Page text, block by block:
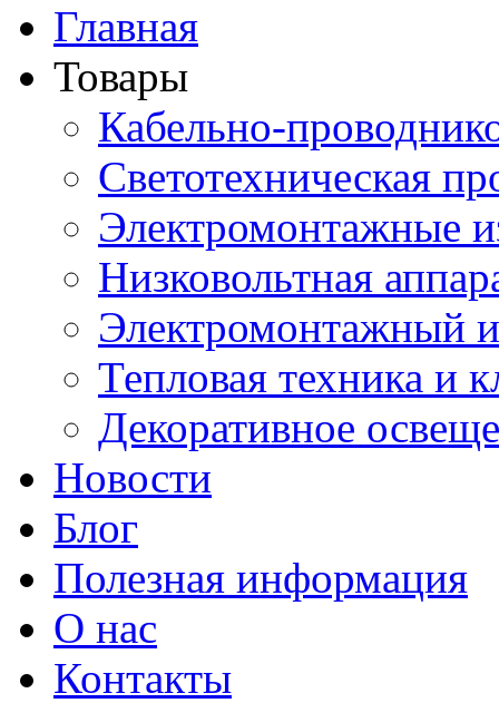
Главная
Товары
Кабельно-
Светотехническая
Электромонтажные
Низковольтная
Электромонтажный
Тепловая техника и
Декоративное
Новости
Блог
Полезная информация
О нас
Контакты